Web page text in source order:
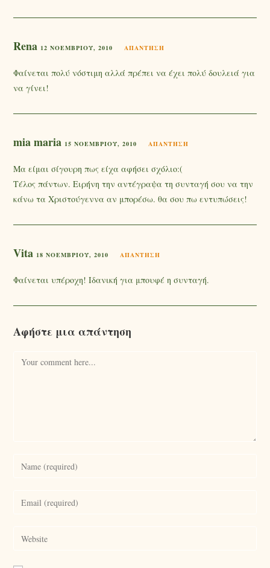
Rena 12 ΝΟΕΜΒΡΊΟΥ, 2010 ΑΠΆΝΤΗΣΗ
Φαίνεται πολύ νόστιμη αλλά πρέπει να έχει πολύ δουλειά για
να γίνει!
mia maria 15 ΝΟΕΜΒΡΊΟΥ, 2010 ΑΠΆΝΤΗΣΗ
Μα είμαι σίγουρη πως είχα αφήσει σχόλιο:(
Τέλος πάντων. Ειρήνη την αντέγραψα τη συνταγή σου να την
κάνω τα Χριστούγεννα αν μπορέσω. θα σου πω εντυπώσεις!
Vita 18 ΝΟΕΜΒΡΊΟΥ, 2010 ΑΠΆΝΤΗΣΗ
Φαίνεται υπέροχη! Ιδανική για μπουφέ η συνταγή.
Αφήστε μια απάντηση